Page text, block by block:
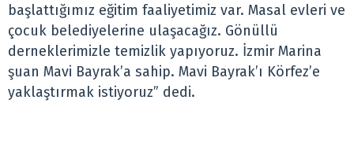
başlattığımız eğitim faaliyetimiz var. Masal evleri ve
çocuk belediyelerine ulaşacağız. Gönüllü
derneklerimizle temizlik yapıyoruz. İzmir Marina
şuan Mavi Bayrak’a sahip. Mavi Bayrak’ı Körfez’e
yaklaştırmak istiyoruz” dedi.